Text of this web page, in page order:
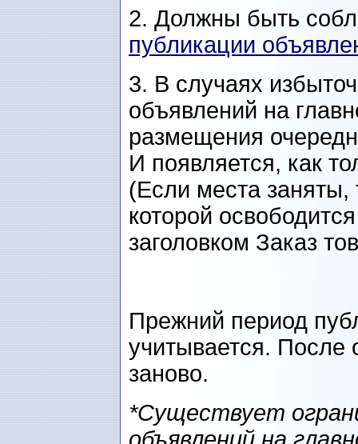
2. Должны быть
публикации
3. В случаях
объявлений на
размещения
И появляется, как
(Если места
которой
заголовком Заказ
Прежний период
учитывается. После
заново.
*Существует